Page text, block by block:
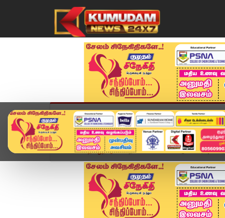
முகப்பு விளையாட்டு அண்மை தமிழ்நாடு
Home தமிழ்நாடு தங்கம் விலை மீண்டும் உயர்வு: